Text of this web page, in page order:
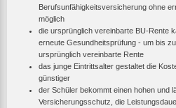
Berufsunfähigkeitsversicherung ohne
möglich
die ursprünglich vereinbarte BU-Rente
erneute Gesundheitsprüfung - um bis
ursprünglich vereinbarte Rente
das junge Eintrittsalter gestaltet die
günstiger
der Schüler bekommt einen hohen und
Versicherungsschutz, die